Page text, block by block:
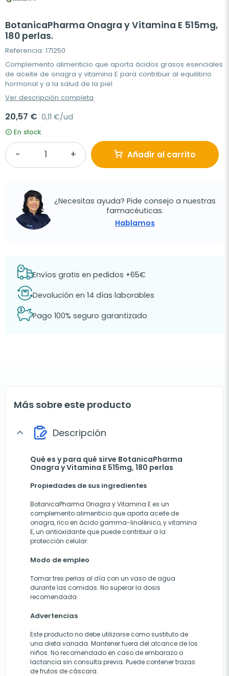
BotanicaPharma Onagra y Vitamina E 515mg,
180 perlas.
Referencia: 171250
Complemento alimenticio que aporta ácidos grasos esenciales
de aceite de onagra y vitamina E para contribuir al equilibrio
hormonal y a la salud de la piel.
Ver descripción completa
20,57 € 0,11 €/ud
En stock
Añadir al carrito
¿Necesitas ayuda? Pide consejo a nuestras
farmacéuticas.
Hablamos
Envíos gratis en pedidos +65€
Devolución en 14 días laborables
Pago 100% seguro garantizado
Más sobre este producto
expand_more Descripción
Qué es y para qué sirve BotanicaPharma
Onagra y Vitamina E 515mg, 180 perlas
Propiedades de sus ingredientes
BotanicaPharma Onagra y Vitamina E es un
complemento alimenticio que aporta aceite de
onagra, rico en ácido gamma-linolénico, y vitamina
E, un antioxidante que puede contribuir a la
protección celular.
Modo de empleo
Tomar tres perlas al día con un vaso de agua
durante las comidas. No superar la dosis
recomendada.
Advertencias
Este producto no debe utilizarse como sustituto de
una dieta variada. Mantener fuera del alcance de los
niños. No recomendado en caso de embarazo o
lactancia sin consulta previa. Puede contener trazas
de frutos de cáscara.